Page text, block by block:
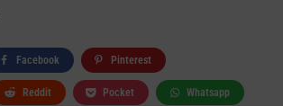
Facebook Pinterest
Reddit Pocket Whatsapp